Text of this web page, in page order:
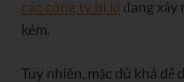
các công ty bị lộ đang xảy
kém.
Tuy nhiên, mặc dù khá dễ